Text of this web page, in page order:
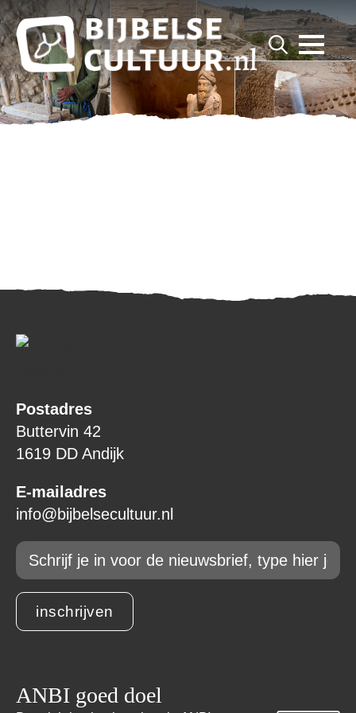
Search
for:
for:
Postadres
Buttervin 42
1619 DD Andijk
E-mailadres
info@bijbelsecultuur.nl
Email
inschrijven
ANBI goed doel